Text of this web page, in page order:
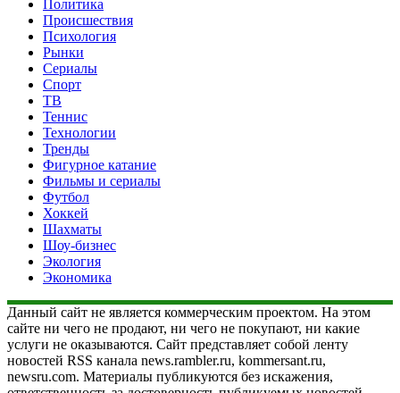
Политика
Происшествия
Психология
Рынки
Сериалы
Спорт
ТВ
Теннис
Технологии
Тренды
Фигурное катание
Фильмы и сериалы
Футбол
Хоккей
Шахматы
Шоу-бизнес
Экология
Экономика
Данный сайт не является коммерческим проектом. На этом
сайте ни чего не продают, ни чего не покупают, ни какие
услуги не оказываются. Сайт представляет собой ленту
новостей RSS канала news.rambler.ru, kommersant.ru,
newsru.com. Материалы публикуются без искажения,